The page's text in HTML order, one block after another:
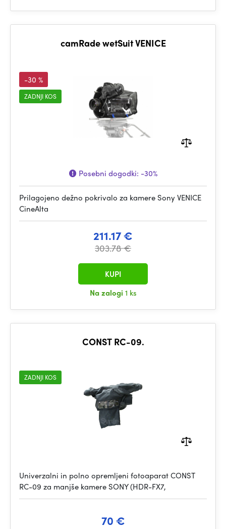
camRade wetSuit VENICE
-30 %
ZADNJI KOS
Posebni dogodki: -30%
Prilagojeno dežno pokrivalo za kamere Sony VENICE
CineAlta
211.17 €
303.78 €
Na zalogi 1 ks
KUPI
CONST RC-09.
ZADNJI KOS
Univerzalni in polno opremljeni fotoaparat CONST
RC-09 za manjše kamere SONY (HDR-FX7,
70 €